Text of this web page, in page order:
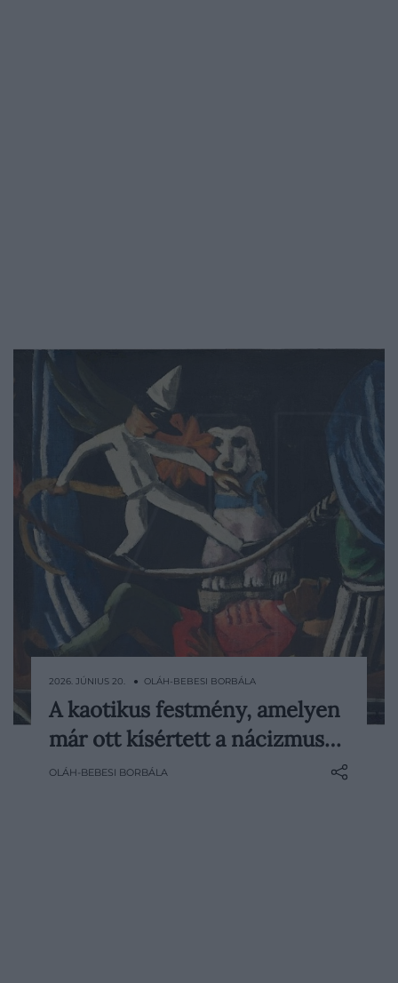
Egy férfi vörös katonakabátban fekszik a
földön. Fölötte egy kötéltáncos
egyensúlyoz, a közelben egy alak kék
2026. JÚNIUS 20. ● OLÁH-BEBESI BORBÁLA
A kaotikus festmény, amelyen
már ott kísértett a nácizmus…
OLÁH-BEBESI BORBÁLA